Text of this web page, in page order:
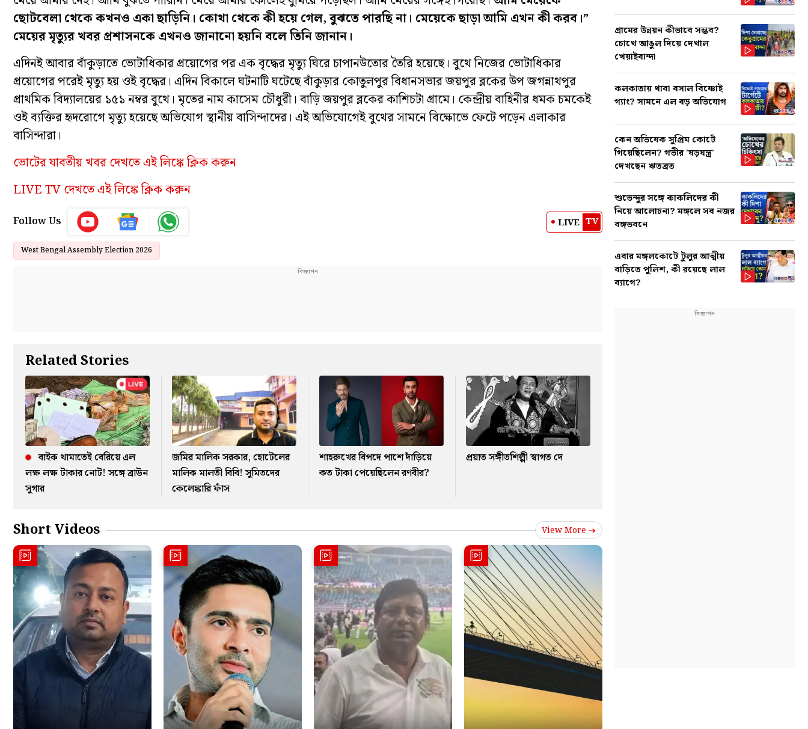
ছোটবেলা থেকে কখনও একা ছাড়িনি। কোথা থেকে কী হয়ে গেল, বুঝতে পারছি না। মেয়েকে ছাড়া আমি এখন কী করব।”
মেয়ের মৃত্যুর খবর প্রশাসনকে এখনও জানানো হয়নি বলে তিনি জানান।
এদিনই আবার বাঁকুড়াতে ভোটাধিকার প্রয়োগের পর এক বৃদ্ধের মৃত্যু ঘিরে চাপানউতোর তৈরি হয়েছে। বুথে নিজের ভোটাধিকার
প্রয়োগের পরেই মৃত্যু হয় ওই বৃদ্ধের। এদিন বিকালে ঘটনাটি ঘটেছে বাঁকুড়ার কোতুলপুর বিধানসভার জয়পুর ব্লকের উপ জগন্নাথপুর
প্রাথমিক বিদ্যালয়ের ১৫১ নম্বর বুথে। মৃতের নাম কাসেম চৌধুরী। বাড়ি জয়পুর ব্লকের কাশিচটা গ্রামে। কেন্দ্রীয় বাহিনীর ধমক চমকেই
ওই ব্যক্তির হৃদরোগে মৃত্যু হয়েছে অভিযোগ স্থানীয় বাসিন্দাদের। এই অভিযোগেই বুথের সামনে বিক্ষোভে ফেটে পড়েন এলাকার
বাসিন্দারা।
ভোটের যাবতীয় খবর দেখতে এই লিঙ্কে ক্লিক করুন
LIVE TV দেখতে এই লিঙ্কে ক্লিক করুন
Follow Us LIVE TV
West Bengal Assembly Election 2026
Related Stories
বাইক থামাতেই বেরিয়ে এল
লক্ষ লক্ষ টাকার নোট! সঙ্গে ব্রাউন
সুগার
জমির মালিক সরকার, হোটেলের
মালিক মালতী বিবি! সুমিতদের
কেলেঙ্কারি ফাঁস
শাহরুখের বিপদে পাশে দাঁড়িয়ে
কত টাকা পেয়েছিলেন রণবীর?
প্রয়াত সঙ্গীতশিল্পী স্বাগত দে
Short Videos View More
গ্রামের উন্নয়ন কীভাবে সম্ভব?
চোখে আঙুল দিয়ে দেখাল
খেয়াইবান্দা
কলকাতায় থাবা বসাল বিষ্ণোই
গ্যাং? সামনে এল বড় অভিযোগ
কেন অভিষেক সুপ্রিম কোর্টে
গিয়েছিলেন? গভীর 'ষড়যন্ত্র'
দেখছেন ঋতব্রত
শুভেন্দুর সঙ্গে কাকলিদের কী
নিয়ে আলোচনা? মঙ্গলে সব নজর
বঙ্গভবনে
এবার মঙ্গলকোটে টুলুর আত্মীয়
বাড়িতে পুলিশ, কী রয়েছে লাল
ব্যাগে?